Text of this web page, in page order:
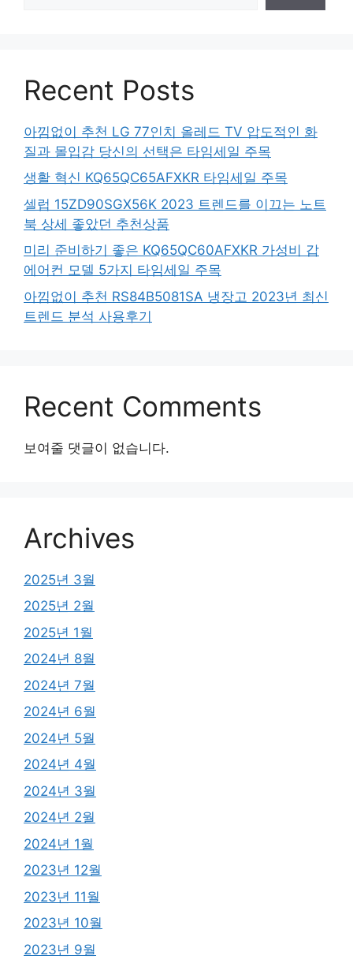
Recent Posts
아낌없이 추천 LG 77인치 올레드 TV 압도적인 화
질과 몰입감 당신의 선택은 타임세일 주목
생활 혁신 KQ65QC65AFXKR 타임세일 주목
셀럽 15ZD90SGX56K 2023 트렌드를 이끄는 노트
북 상세 좋았던 추천상품
미리 준비하기 좋은 KQ65QC60AFXKR 가성비 갑
에어컨 모델 5가지 타임세일 주목
아낌없이 추천 RS84B5081SA 냉장고 2023년 최신
트렌드 분석 사용후기
Recent Comments
보여줄 댓글이 없습니다.
Archives
2025년 3월
2025년 2월
2025년 1월
2024년 8월
2024년 7월
2024년 6월
2024년 5월
2024년 4월
2024년 3월
2024년 2월
2024년 1월
2023년 12월
2023년 11월
2023년 10월
2023년 9월